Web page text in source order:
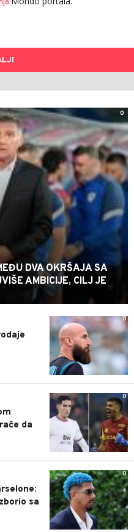
0
DVA OKRŠAJA SA
AMBICIJE, CILJ JE
0
0
da
0
sa